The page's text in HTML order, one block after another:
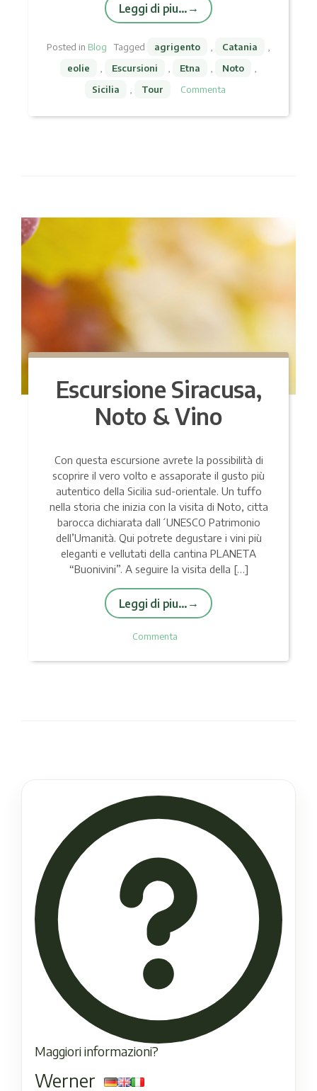
Leggi di piu…
Posted in Blog Tagged agrigento Catania
eolie
Escursioni Etna Noto
Sicilia
Tour Commenta
Escursione Siracusa,
Noto & Vino
Con questa escursione avrete la possibilità di
scoprire il vero volto e assaporate il gusto più
autentico della Sicilia sud-orientale. Un tuffo
nella storia che inizia con la visita di Noto, citta
barocca dichiarata dall´UNESCO Patrimonio
dell’Umanità. Qui potrete degustare i vini più
eleganti e vellutati della cantina PLANETA
“Buonivini”. A seguire la visita della […]
Leggi di piu…
Commenta
Maggiori informazioni?
Werner